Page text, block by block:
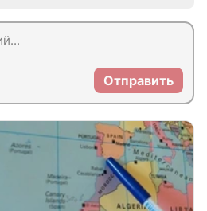
Отправить